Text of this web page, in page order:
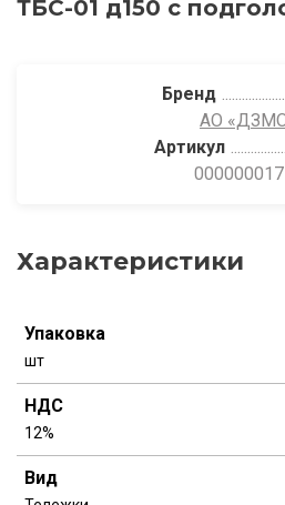
ТБС-01 д150 с
Бренд
АО
Артикул
Характеристики
Упаковка
шт
НДС
12%
Вид